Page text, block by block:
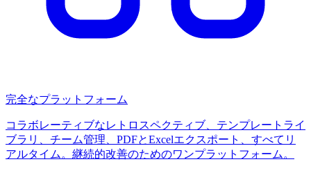
完全なプラットフォーム
コラボレーティブなレトロスペクティブ、テンプレートライ
ブラリ、チーム管理、PDFとExcelエクスポート、すべてリ
アルタイム。継続的改善のためのワンプラットフォーム。